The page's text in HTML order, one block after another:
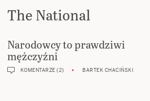
The National
Narodowcy to prawdziwi
mężczyźni
KOMENTARZE (2) BARTEK CHACIŃSKI